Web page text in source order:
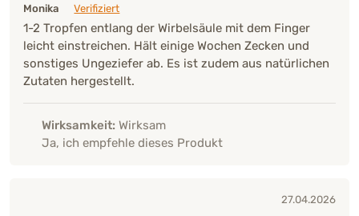
Monika
Verifiziert
1-2 Tropfen entlang der Wirbelsäule mit dem Finger
leicht einstreichen. Hält einige Wochen Zecken und
sonstiges Ungeziefer ab. Es ist zudem aus natürlichen
Zutaten hergestellt.
Wirksamkeit: Wirksam
Ja, ich empfehle dieses Produkt
27.04.2026